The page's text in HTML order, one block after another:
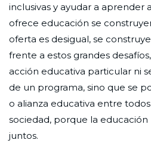
inclusivas y ayudar a aprender
ofrece educación se
oferta es desigual, se
frente a estos grandes
acción educativa particular ni
de un programa, sino que se
o alianza educativa entre
sociedad, porque la
juntos.